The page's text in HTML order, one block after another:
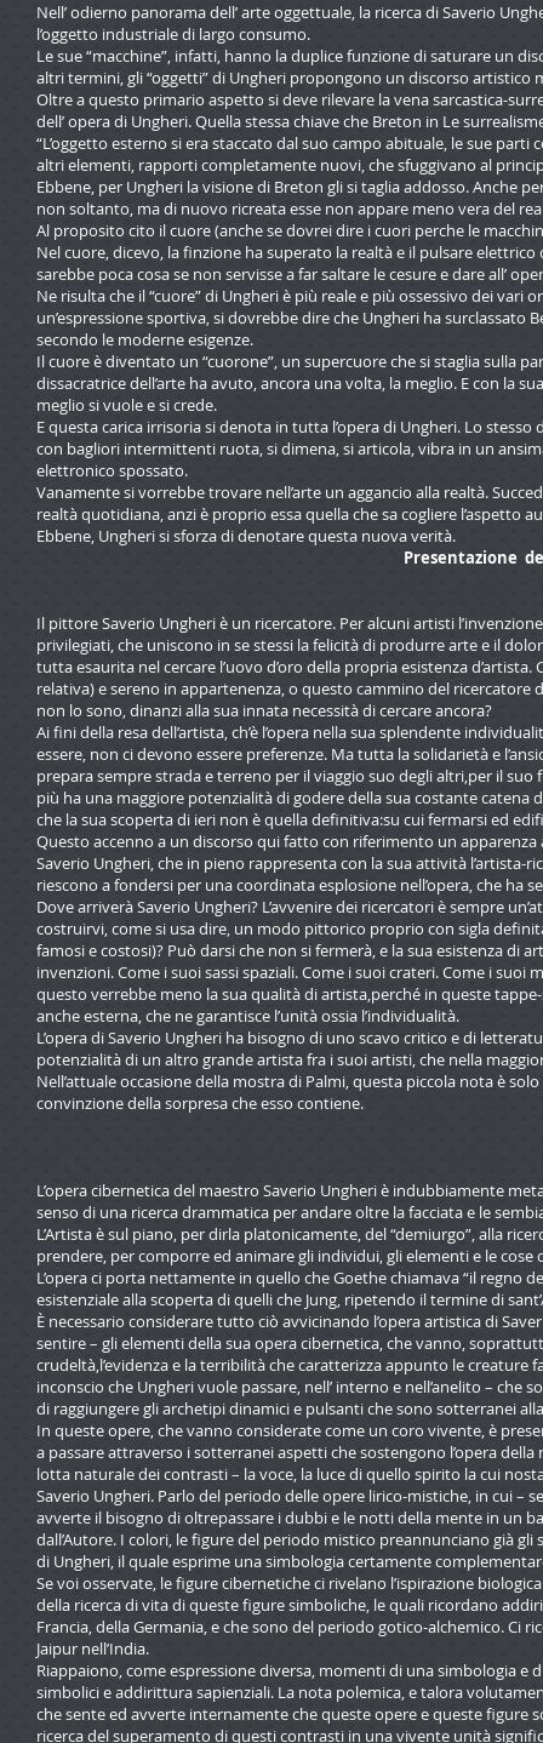
Nell’ odierno panorama dell’ arte oggettuale, la ricerca di Saverio
l’oggetto industriale di largo consumo.
Le sue “macchine”, infatti, hanno la duplice funzione di saturare un
altri termini, gli “oggetti” di Ungheri propongono un discorso artistico
Oltre a questo primario aspetto si deve rilevare la vena sarcastica-
dell’ opera di Ungheri. Quella stessa chiave che Breton in Le
“L’oggetto esterno si era staccato dal suo campo abituale, le sue
altri elementi, rapporti completamente nuovi, che sfuggivano al
Ebbene, per Ungheri la visione di Breton gli si taglia addosso. Anche
non soltanto, ma di nuovo ricreata esse non appare meno vera del
Al proposito cito il cuore (anche se dovrei dire i cuori perche le
Nel cuore, dicevo, la finzione ha superato la realtà e il pulsare
sarebbe poca cosa se non servisse a far saltare le cesure e dare all’
Ne risulta che il “cuore” di Ungheri è più reale e più ossessivo dei vari
un’espressione sportiva, si dovrebbe dire che Ungheri ha
secondo le moderne esigenze.
Il cuore è diventato un “cuorone”, un supercuore che si staglia sulla
dissacratrice dell’arte ha avuto, ancora una volta, la meglio. E con la
meglio si vuole e si crede.
E questa carica irrisoria si denota in tutta l’opera di Ungheri. Lo
con bagliori intermittenti ruota, si dimena, si articola, vibra in un
elettronico spossato.
Vanamente si vorrebbe trovare nell’arte un aggancio alla realtà.
realtà quotidiana, anzi è proprio essa quella che sa cogliere
Ebbene, Ungheri si sforza di denotare questa nuova verità.
Presentazione
Il pittore Saverio Ungheri è un ricercatore. Per alcuni artisti
privilegiati, che uniscono in se stessi la felicità di produrre arte e il
tutta esaurita nel cercare l’uovo d’oro della propria esistenza
relativa) e sereno in appartenenza, o questo cammino del
non lo sono, dinanzi alla sua innata necessità di cercare ancora?
Ai fini della resa dell’artista, ch’è l’opera nella sua splendente
essere, non ci devono essere preferenze. Ma tutta la solidarietà e
prepara sempre strada e terreno per il viaggio suo degli altri,per il
più ha una maggiore potenzialità di godere della sua costante catena
che la sua scoperta di ieri non è quella definitiva:su cui fermarsi ed
Questo accenno a un discorso qui fatto con riferimento un
Saverio Ungheri, che in pieno rappresenta con la sua attività
riescono a fondersi per una coordinata esplosione nell’opera, che ha
Dove arriverà Saverio Ungheri? L’avvenire dei ricercatori è sempre
costruirvi, come si usa dire, un modo pittorico proprio con sigla
famosi e costosi)? Può darsi che non si fermerà, e la sua esistenza
invenzioni. Come i suoi sassi spaziali. Come i suoi crateri. Come i
questo verrebbe meno la sua qualità di artista,perché in queste
anche esterna, che ne garantisce l’unità ossia l’individualità.
L’opera di Saverio Ungheri ha bisogno di uno scavo critico e di
potenzialità di un altro grande artista fra i suoi artisti, che nella
Nell’attuale occasione della mostra di Palmi, questa piccola nota è
convinzione della sorpresa che esso contiene.
L’opera cibernetica del maestro Saverio Ungheri è indubbiamente
senso di una ricerca drammatica per andare oltre la facciata e le
L’Artista è sul piano, per dirla platonicamente, del “demiurgo”, alla
prendere, per comporre ed animare gli individui, gli elementi e le
L’opera ci porta nettamente in quello che Goethe chiamava “il regno
esistenziale alla scoperta di quelli che Jung, ripetendo il termine di
È necessario considerare tutto ciò avvicinando l’opera artistica di
sentire – gli elementi della sua opera cibernetica, che vanno,
crudeltà,l’evidenza e la terribilità che caratterizza appunto le creature
inconscio che Ungheri vuole passare, nell’ interno e nell’anelito –
di raggiungere gli archetipi dinamici e pulsanti che sono sotterranei
In queste opere, che vanno considerate come un coro vivente, è
a passare attraverso i sotterranei aspetti che sostengono l’opera
lotta naturale dei contrasti – la voce, la luce di quello spirito la cui
Saverio Ungheri. Parlo del periodo delle opere lirico-mistiche, in cui
avverte il bisogno di oltrepassare i dubbi e le notti della mente in un
dall’Autore. I colori, le figure del periodo mistico preannunciano già
di Ungheri, il quale esprime una simbologia certamente
Se voi osservate, le figure cibernetiche ci rivelano l’ispirazione
della ricerca di vita di queste figure simboliche, le quali ricordano
Francia, della Germania, e che sono del periodo gotico-alchemico.
Jaipur nell’India.
Riappaiono, come espressione diversa, momenti di una simbologia
simbolici e addirittura sapienziali. La nota polemica, e talora
che sente ed avverte internamente che queste opere e queste figure
ricerca del superamento di questi contrasti in una vivente unità